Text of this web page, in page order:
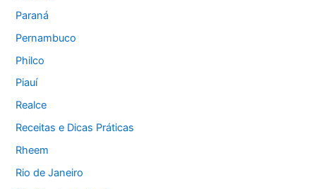
Paraná
Pernambuco
Philco
Piauí
Realce
Receitas e Dicas Práticas
Rheem
Rio de Janeiro